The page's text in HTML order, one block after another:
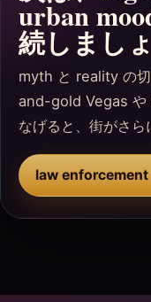
urban
続しましょ
myth と reality の
and-gold Vegas や
なげると、街がさら
law enforcement